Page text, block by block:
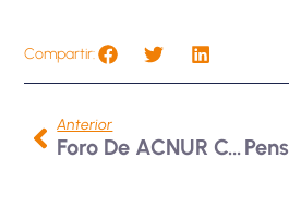
Compartir:
Anterior
Foro De ACNUR Con Universidades Y Socialización De La Experiencia De Becas DAFI